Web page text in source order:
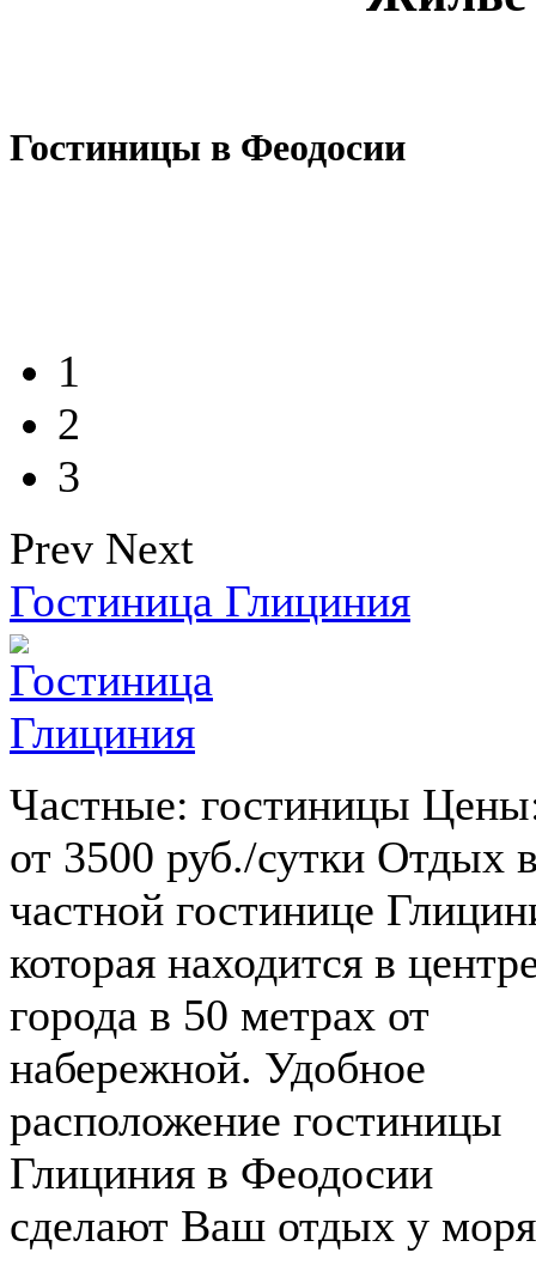
Гостиницы в Феодосии
1
2
3
Prev Next
Гостиница Глициния
Частные: гостиницы
от 3500 руб./сутки Отдых
частной гостинице
которая находится в
города в 50 метрах от
набережной. Удобное
расположение гостиницы
Глициния в Феодосии
сделают Ваш отдых у